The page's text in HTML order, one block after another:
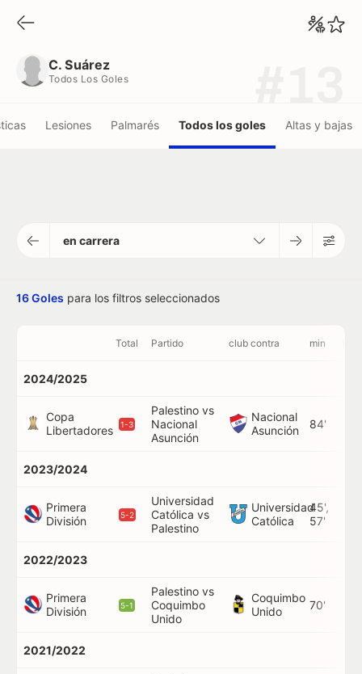
C. Suárez
Todos Los Goles
Lesiones Palmarés Todos los goles Altas y bajas
en carrera
16 Goles para los filtros seleccionados
Total Partido club contra min
2024/2025
Copa
Libertadores
1-3
Palestino vs
Nacional
Asunción
Nacional
Asunción
84'
2023/2024
Primera
División
5-2
Universidad
Católica vs
Palestino
Universidad
Católica
45',
57'
2022/2023
Primera
División
5-1
Palestino vs
Coquimbo
Unido
Coquimbo
Unido
70'
2021/2022